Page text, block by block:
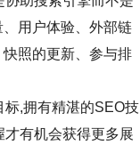
用户体验、外部链
照的更新、参与排
,拥有精湛的SEO技
有机会获得更多展